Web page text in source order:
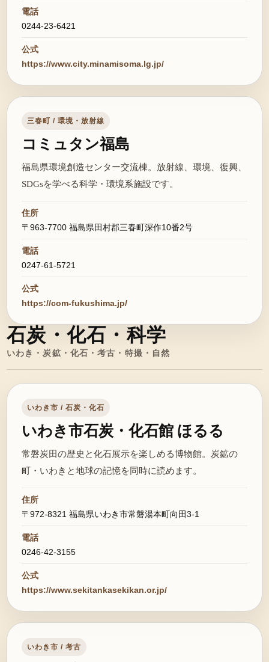
電話
0244-23-6421
公式
https://www.city.minamisoma.lg.jp/
三春町 / 環境・放射線
コミュタン福島
福島県環境創造センター交流棟。放射線、環境、復興、
SDGsを学べる科学・環境系施設です。
住所
〒963-7700 福島県田村郡三春町深作10番2号
電話
0247-61-5721
公式
https://com-fukushima.jp/
石炭・化石・科学
いわき・炭鉱・化石・考古・特撮・自然
いわき市 / 石炭・化石
いわき市石炭・化石館 ほるる
常磐炭田の歴史と化石展示を楽しめる博物館。炭鉱の
町・いわきと地球の記憶を同時に読めます。
住所
〒972-8321 福島県いわき市常磐湯本町向田3-1
電話
0246-42-3155
公式
https://www.sekitankasekikan.or.jp/
いわき市 / 考古